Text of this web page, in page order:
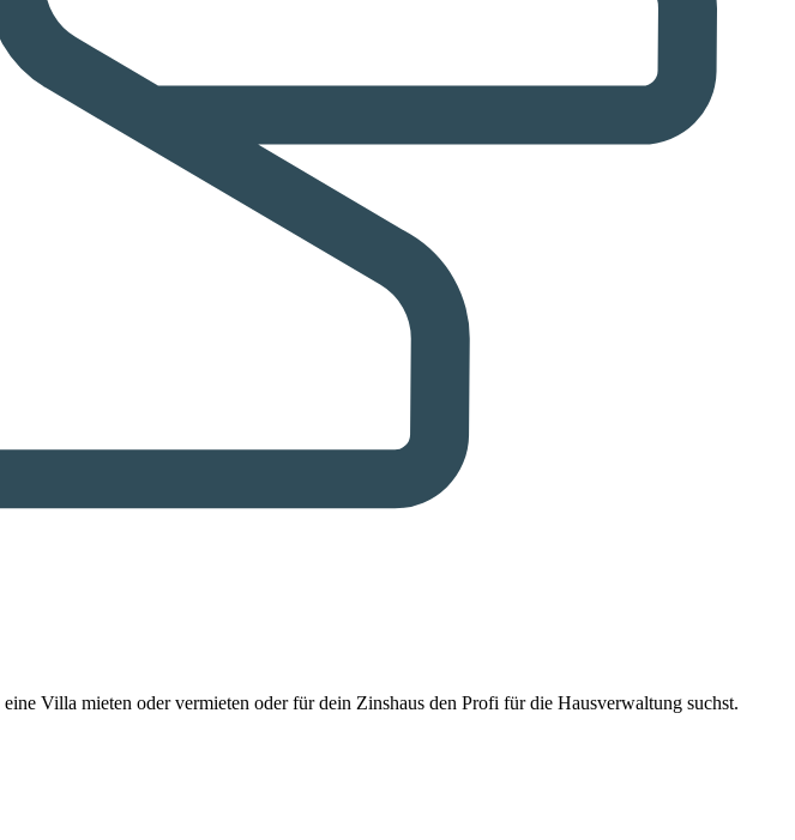
Villa mieten oder vermieten oder für dein Zinshaus den Profi für die Hausverwaltung suchst.